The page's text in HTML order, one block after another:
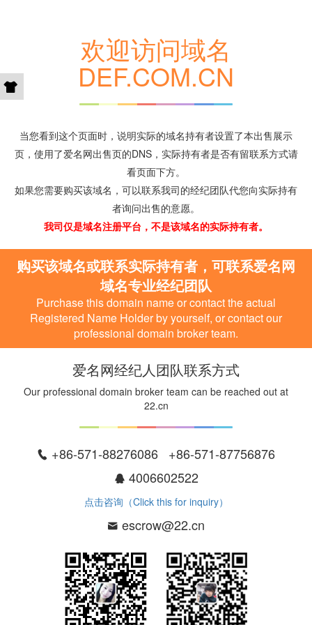
欢迎访问域名
DEF.COM.CN
当您看到这个页面时，说明实际的域名持有者设置了本出售展示
页，使用了爱名网出售页的DNS，实际持有者是否有留联系方式请
看页面下方。
如果您需要购买该域名，可以联系我司的经纪团队代您向实际持有
者询问出售的意愿。
我司仅是域名注册平台，不是该域名的实际持有者。
购买该域名或联系实际持有者，可联系爱名网
域名专业经纪团队
Purchase this domain name or contact the actual
Registered Name Holder by yourself, or contact our
professional domain broker team.
爱名网经纪人团队联系方式
Our professional domain broker team can be reached out at
22.cn
+86-571-88276086 +86-571-87756876
4006602522
点击咨询（Click this for inquiry）
escrow@22.cn